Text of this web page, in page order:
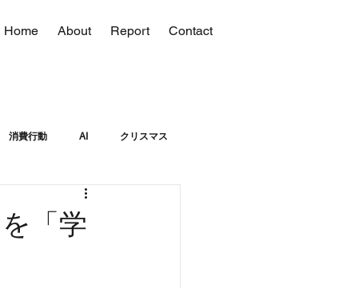
Home About Report Contact
消費行動 AI クリスマス
「学